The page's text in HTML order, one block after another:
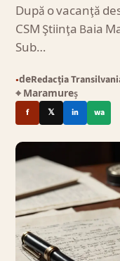
După o vacanţă
CSM Ştiinţa Baia
Sub…
●deRedacția
⌖ Maramureș
f 𝕏 in wa